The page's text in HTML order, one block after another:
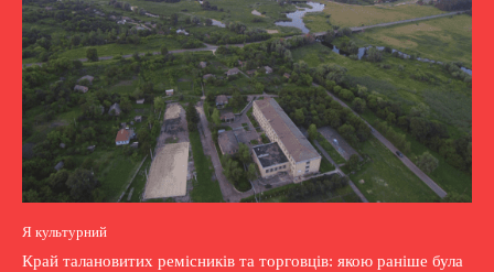
Я культурний
Край талановитих ремісників та торговців: якою раніше була